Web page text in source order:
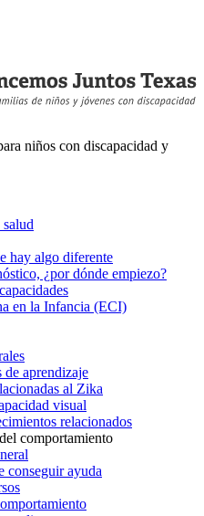
niños con discapacidad y
hay algo diferente
¿por dónde empiezo?
en la Infancia (ECI)
de aprendizaje
al Zika
visual
relacionados
comportamiento
conseguir ayuda